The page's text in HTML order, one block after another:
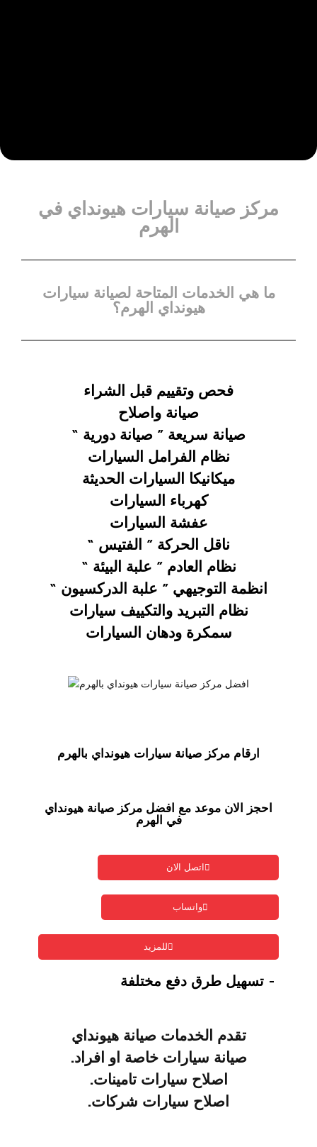
مركز صيانة سيارات هيونداي في
الهرم
ما هي الخدمات المتاحة لصيانة سيارات
هيونداي الهرم؟
فحص وتقييم قبل الشراء
صيانة واصلاح
صيانة سريعة ” صيانة دورية “
نظام الفرامل السيارات
ميكانيكا السيارات الحديثة
كهرباء السيارات
عفشة السيارات
ناقل الحركة ” الفتيس “
نظام العادم ” علبة البيئة “
انظمة التوجيهي ” علبة الدركسيون “
نظام التبريد والتكييف سيارات
سمكرة ودهان السيارات
ارقام مركز صيانة سيارات هيونداي بالهرم
احجز الان موعد مع افضل مركز صيانة هيونداي
في الهرم
اتصل الان
واتساب
للمزيد
- تسهيل طرق دفع مختلفة
تقدم الخدمات صيانةهيونداي
صيانة سيارات خاصة او افراد.
اصلاح سيارات تامينات.
اصلاح سيارات شركات.